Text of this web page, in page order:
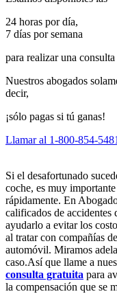
24 horas por día,
7 días por semana
para realizar una consulta
Nuestros abogados
decir,
¡sólo pagas si tú ganas!
Llamar al 1-800-854-5481
Si el desafortunado
coche, es muy
rápidamente. En
calificados de accidentes
ayudarlo a evitar los
al tratar con compañías
automóvil. Miramos
caso.Así que llame a
consulta gratuita para
la compensación que se